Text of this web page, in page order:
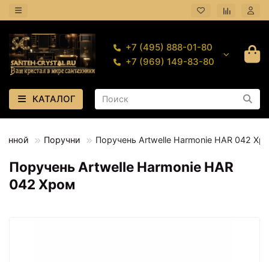
+7 (495) 888-01-80
+7 (969) 149-83-80
КАТАЛОГ
Поручни Поручень Artwelle Harmonie HAR 042
Поручень Artwelle Harmonie HAR
042 Хром